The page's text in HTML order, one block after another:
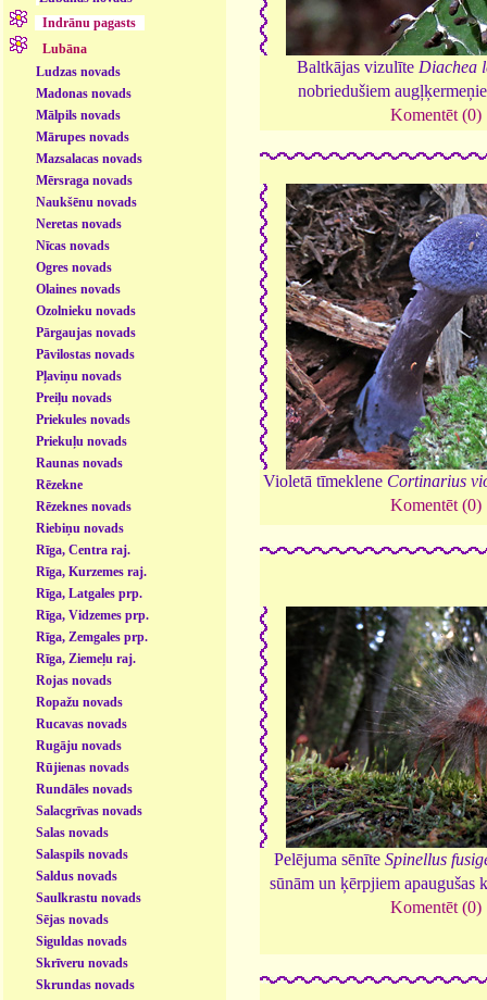
Indrānu pagasts
Lubāna
Ludzas novads
Madonas novads
Mālpils novads
Mārupes novads
Mazsalacas novads
Mērsraga novads
Naukšēnu novads
Neretas novads
Nīcas novads
Ogres novads
Olaines novads
Ozolnieku novads
Pārgaujas novads
Pāvilostas novads
Pļaviņu novads
Preiļu novads
Priekules novads
Priekuļu novads
Raunas novads
Rēzekne
Rēzeknes novads
Riebiņu novads
Rīga, Centra raj.
Rīga, Kurzemes raj.
Rīga, Latgales prp.
Rīga, Vidzemes prp.
Rīga, Zemgales prp.
Rīga, Ziemeļu raj.
Rojas novads
Ropažu novads
Rucavas novads
Rugāju novads
Rūjienas novads
Rundāles novads
Salacgrīvas novads
Salas novads
Salaspils novads
Saldus novads
Saulkrastu novads
Sējas novads
Siguldas novads
Skrīveru novads
Skrundas novads
Baltkājas vizulīte Diachea
nobriedušiem
Komentēt (0)
Violetā tīmeklene Cortinarius
Komentēt (0)
Pelējuma sēnīte Spinellus
sūnām un ķērpjiem apaugušas
Komentēt (0)